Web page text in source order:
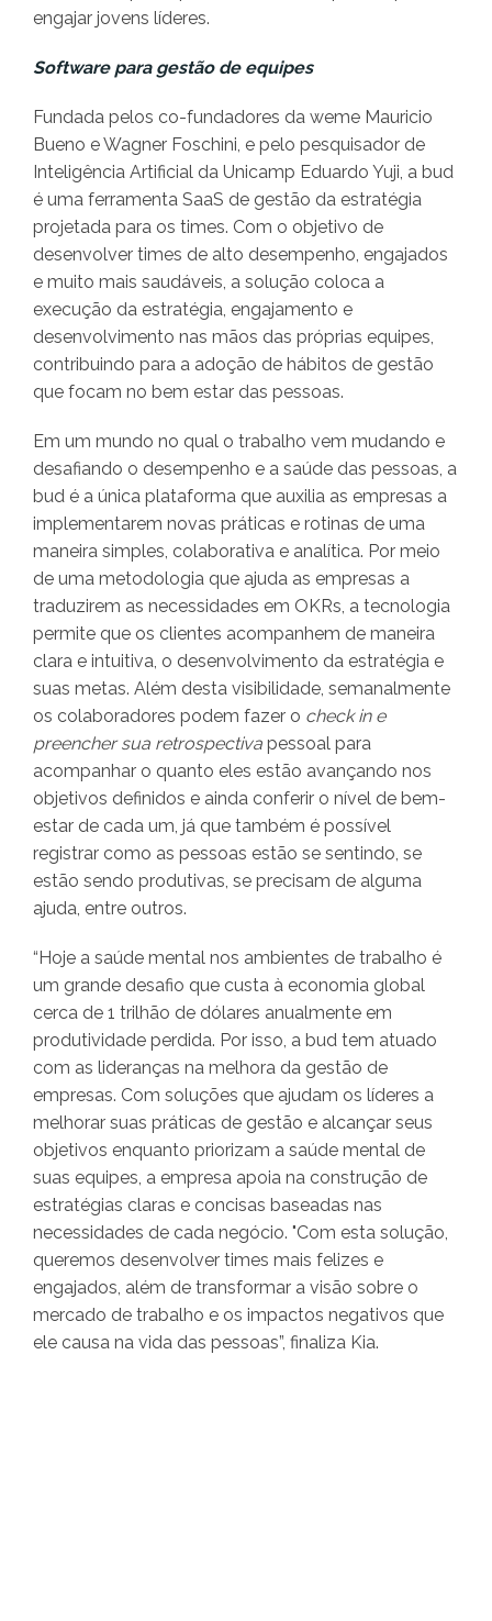
engajar jovens líderes.
Software para gestão de equipes
Fundada pelos co-fundadores da weme Mauricio
Bueno e Wagner Foschini, e pelo pesquisador de
Inteligência Artificial da Unicamp Eduardo Yuji, a bud
é uma ferramenta SaaS de gestão da estratégia
projetada para os times. Com o objetivo de
desenvolver times de alto desempenho, engajados
e muito mais saudáveis, a solução coloca a
execução da estratégia, engajamento e
desenvolvimento nas mãos das próprias equipes,
contribuindo para a adoção de hábitos de gestão
que focam no bem estar das pessoas.
Em um mundo no qual o trabalho vem mudando e
desafiando o desempenho e a saúde das pessoas, a
bud é a única plataforma que auxilia as empresas a
implementarem novas práticas e rotinas de uma
maneira simples, colaborativa e analítica. Por meio
de uma metodologia que ajuda as empresas a
traduzirem as necessidades em OKRs, a tecnologia
permite que os clientes acompanhem de maneira
clara e intuitiva, o desenvolvimento da estratégia e
suas metas. Além desta visibilidade, semanalmente
os colaboradores podem fazer o check in e
preencher sua retrospectiva pessoal para
acompanhar o quanto eles estão avançando nos
objetivos definidos e ainda conferir o nível de bem-
estar de cada um, já que também é possível
registrar como as pessoas estão se sentindo, se
estão sendo produtivas, se precisam de alguma
ajuda, entre outros.
“Hoje a saúde mental nos ambientes de trabalho é
um grande desafio que custa à economia global
cerca de 1 trilhão de dólares anualmente em
produtividade perdida. Por isso, a bud tem atuado
com as lideranças na melhora da gestão de
empresas. Com soluções que ajudam os líderes a
melhorar suas práticas de gestão e alcançar seus
objetivos enquanto priorizam a saúde mental de
suas equipes, a empresa apoia na construção de
estratégias claras e concisas baseadas nas
necessidades de cada negócio. "Com esta solução,
queremos desenvolver times mais felizes e
engajados, além de transformar a visão sobre o
mercado de trabalho e os impactos negativos que
ele causa na vida das pessoas”, finaliza Kia.